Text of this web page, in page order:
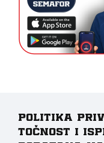
Politika
točnost i